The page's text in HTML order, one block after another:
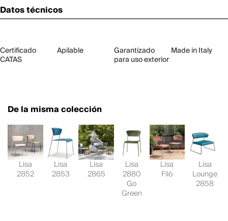
Datos técnicos
Certificado
CATAS
Apilable Garantizado
para uso exterior
Made in Italy
De la misma colección
Lisa
2852
Lisa
2853
Lisa
2865
Lisa
2880
Go
Green
Lisa
Filò
Lisa
Lounge
2858